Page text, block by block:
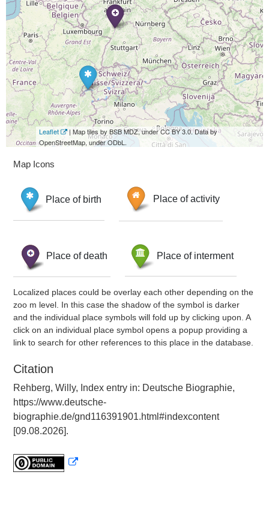
Leaflet
| Map tiles by BSB MDZ, under CC BY 3.0. Data by
OpenStreetMap, under ODbL.
Map Icons
Place of birth Place of activity
Place of death Place of interment
Localized places could be overlay each other depending on the
zoo m level. In this case the shadow of the symbol is darker
and the individual place symbols will fold up by clicking upon. A
click on an individual place symbol opens a popup providing a
link to search for other references to this place in the database.
Citation
Rehberg, Willy, Index entry in: Deutsche Biographie,
https://www.deutsche-
biographie.de/gnd116391901.html#indexcontent
[09.08.2026].